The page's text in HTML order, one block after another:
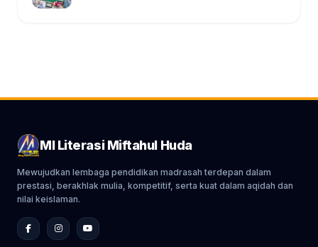
MI Literasi Miftahul Huda
Mewujudkan lembaga pendidikan madrasah terdepan dalam
prestasi, berakhlak mulia, kompetitif, serta kuat dalam aqidah dan
nilai keislaman.